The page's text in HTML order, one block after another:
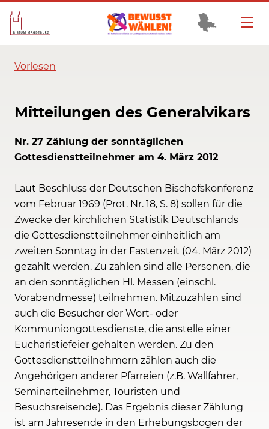
Vorlesen
Mitteilungen des Generalvikars
Nr. 27 Zählung der sonntäglichen
Gottesdienstteilnehmer am 4. März 2012
Laut Beschluss der Deutschen Bischofskonferenz
vom Februar 1969 (Prot. Nr. 18, S. 8) sollen für die
Zwecke der kirchlichen Statistik Deutschlands
die Gottesdienstteilnehmer einheitlich am
zweiten Sonntag in der Fastenzeit (04. März 2012)
gezählt werden. Zu zählen sind alle Personen, die
an den sonntäglichen Hl. Messen (einschl.
Vorabendmesse) teilnehmen. Mitzuzählen sind
auch die Besucher der Wort- oder
Kommuniongottesdienste, die anstelle einer
Eucharistiefeier gehalten werden. Zu den
Gottesdienstteilnehmern zählen auch die
Angehörigen anderer Pfarreien (z.B. Wallfahrer,
Seminarteilnehmer, Touristen und
Besuchsreisende). Das Ergebnis dieser Zählung
ist am Jahresende in den Erhebungsbogen der